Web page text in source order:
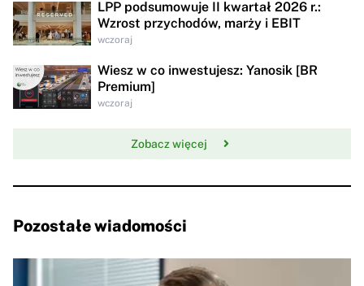
LPP podsumowuje II kwartał 2026 r.:
Wzrost przychodów, marży i EBIT
wczoraj
Wiesz w co inwestujesz: Yanosik [BR
Premium]
wczoraj
Zobacz więcej
Pozostałe wiadomości